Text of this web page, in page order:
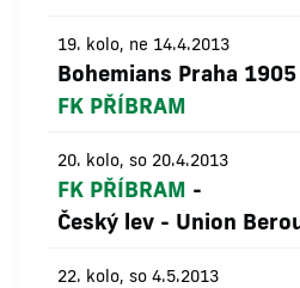
19. kolo, ne 14.4.2013
Bohemians Praha 1905
FK PŘÍBRAM
20. kolo, so 20.4.2013
FK PŘÍBRAM -
Český lev - Union
22. kolo, so 4.5.2013